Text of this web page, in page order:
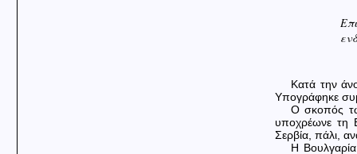
Κατά την
Υπογράφηκε
Ο σκοπός
υποχρέωνε τη
Σερβία, πάλι,
Η